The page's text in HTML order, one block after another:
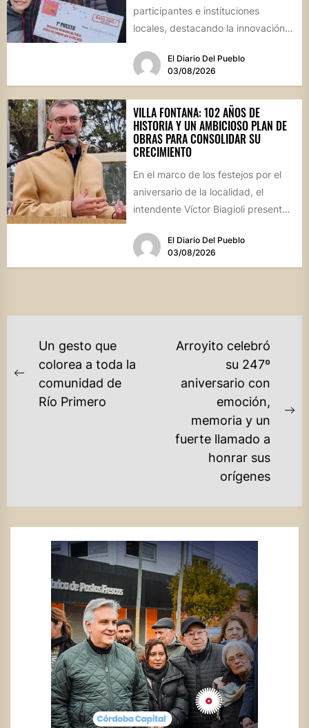
participantes e instituciones
locales, destacando la innovación
El Diario Del Pueblo
03/08/2026
VILLA FONTANA: 102 AÑOS DE
HISTORIA Y UN AMBICIOSO PLAN DE
OBRAS PARA CONSOLIDAR SU
CRECIMIENTO
En el marco de los festejos por el
aniversario de la localidad, el
intendente Víctor Biagioli presentó
El Diario Del Pueblo
03/08/2026
NAVEGACIÓN
DE
ENTRADAS
Previous
post:
Un gesto que
colorea a toda la
comunidad de
Río Primero
Arroyito celebró
su 247º
aniversario con
emoción,
memoria y un
fuerte llamado a
honrar sus
orígenes